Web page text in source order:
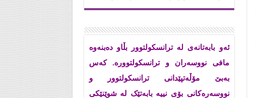
ئەو بابەتانەی لە ترانسکولتوور بڵاو دەبنەوە
مافی نووسەران و ترانسکولتوورە. کەس
بەبێ مۆڵەتپێدانی ترانسکولتوور و
نووسەرەکانی بۆی نییە بابەتێک لە شوێنێکی